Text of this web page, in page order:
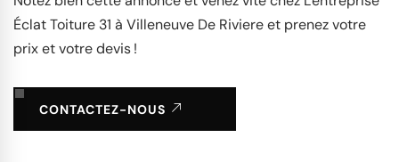
Éclat Toiture 31 à Villeneuve De Riviere et prenez votre
prix et votre devis !
CONTACTEZ-NOUS